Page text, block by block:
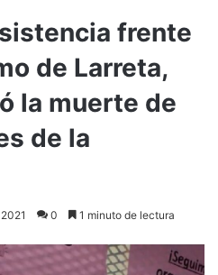
frente
de Larreta,
la muerte de
de la
0 1 minuto de lectura